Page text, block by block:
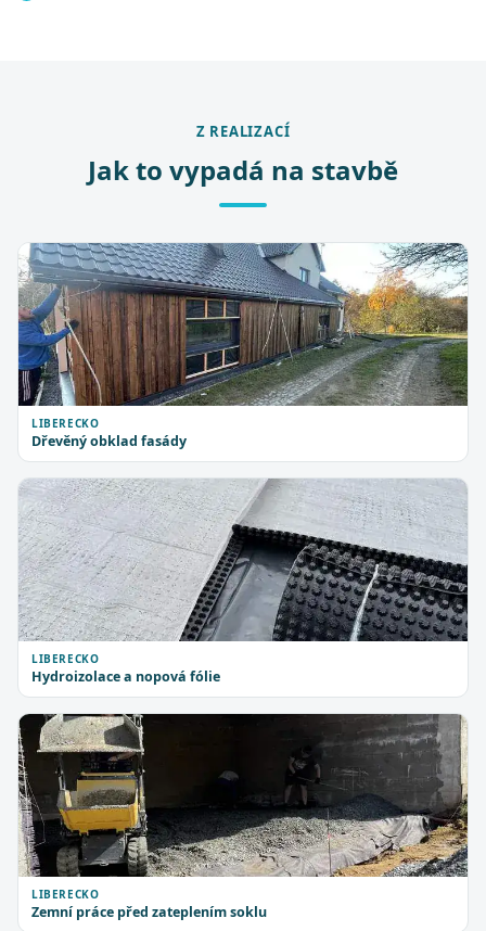
Z REALIZACÍ
Jak to vypadá na stavbě
LIBERECKO
Dřevěný obklad fasády
LIBERECKO
Hydroizolace a nopová fólie
LIBERECKO
Zemní práce před zateplením soklu